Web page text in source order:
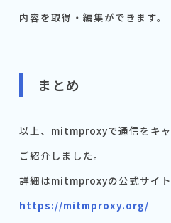
内容を取得・編集ができます。
まとめ
以上、mitmproxyで通信をキ
ご紹介しました。
詳細はmitmproxyの公式サイ
https://mitmproxy.org/